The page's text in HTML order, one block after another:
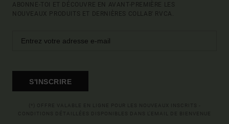
ABONNE-TOI ET DÉCOUVRE EN AVANT-PREMIÈRE LES
NOUVEAUX PRODUITS ET DERNIÈRES COLLAB' RVCA.
S'INSCRIRE